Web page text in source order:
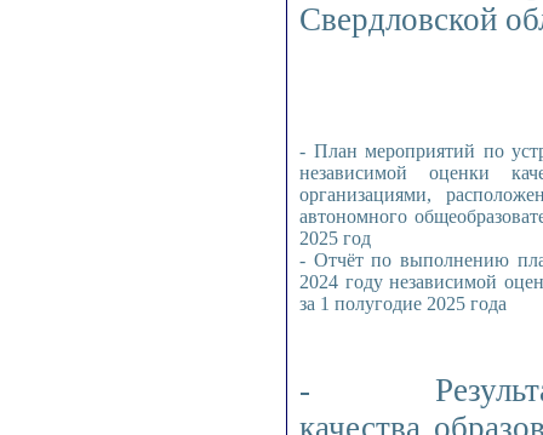
Свердловской
- План мероприятий по
независимой оценки
организациями,
автономного
2025 год
- Отчёт по выполнению
2024 году независимой
за 1 полугодие 2025 года
-
качества